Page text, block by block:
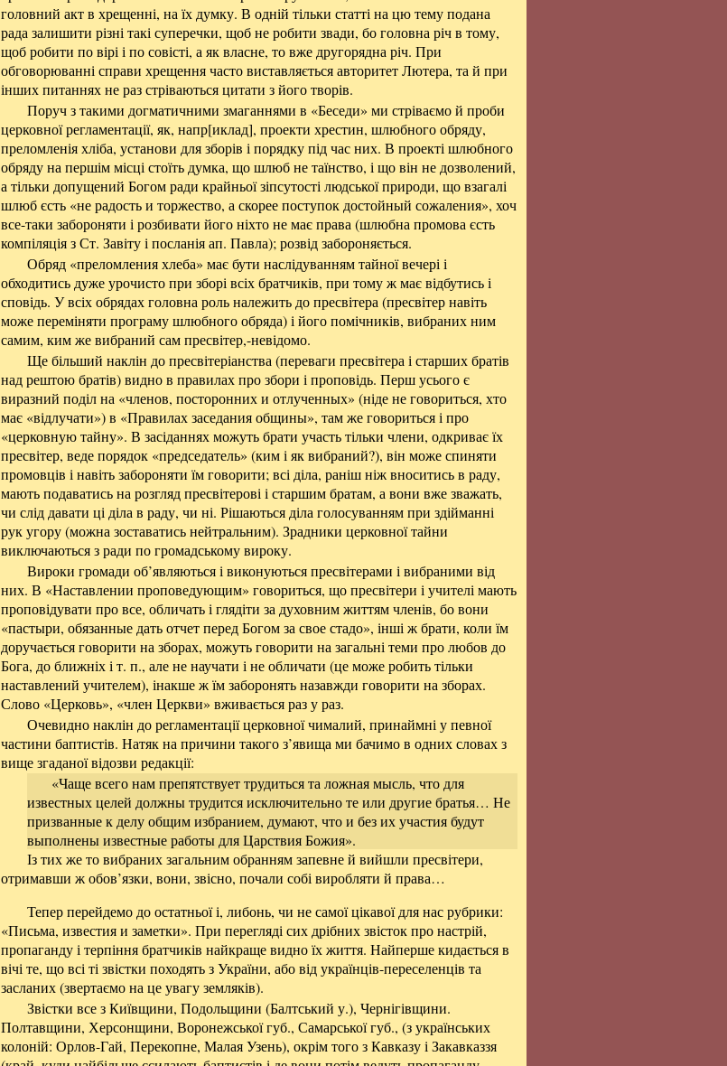
головний акт в хрещенні, на їх думку. В одній тільки статті на цю тему подана
рада залишити різні такі суперечки, щоб не робити звади, бо головна річ в тому,
щоб робити по вірі і по совісті, а як власне, то вже другорядна річ. При
обговорюванні справи хрещення часто виставляється авторитет Лютера, та й при
інших питаннях не раз стріваються цитати з його творів.
Поруч з такими догматичними змаганнями в «Беседи» ми стріваємо й проби
церковної регламентації, як, напр[иклад], проекти хрестин, шлюбного обряду,
преломленія хліба, установи для зборів і порядку під час них. В проекті шлюбного
обряду на першім місці стоїть думка, що шлюб не таїнство, і що він не дозволений,
а тільки допущений Богом ради крайньої зіпсутості людської природи, що взагалі
шлюб єсть «не радость и торжество, а скорее поступок достойный сожаления», хоч
все-таки забороняти і розбивати його ніхто не має права (шлюбна промова єсть
компіляція з Ст. Завіту і посланія ап. Павла); розвід забороняється.
Обряд «преломления хлеба» має бути наслідуванням тайної вечері і
обходитись дуже урочисто при зборі всіх братчиків, при тому ж має відбутись і
сповідь. У всіх обрядах головна роль належить до пресвітера (пресвітер навіть
може переміняти програму шлюбного обряда) і його помічників, вибраних ним
самим, ким же вибраний сам пресвітер,-невідомо.
Ще більший наклін до пресвітеріанства (переваги пресвітера і старших братів
над рештою братів) видно в правилах про збори і проповідь. Перш усього є
виразний поділ на «членов, посторонних и отлученных» (ніде не говориться, хто
має «відлучати») в «Правилах заседания общины», там же говориться і про
«церковную тайну». В засіданнях можуть брати участь тільки члени, одкриває їх
пресвітер, веде порядок «председатель» (ким і як вибраний?), він може спиняти
промовців і навіть забороняти їм говорити; всі діла, раніш ніж вноситись в раду,
мають подаватись на розгляд пресвітерові і старшим братам, а вони вже зважать,
чи слід давати ці діла в раду, чи ні. Рішаються діла голосуванням при здійманні
рук угору (можна зоставатись нейтральним). Зрадники церковної тайни
виключаються з ради по громадському вироку.
Вироки громади об’являються і виконуються пресвітерами і вибраними від
них. В «Наставлении проповедующим» говориться, що пресвітери і учителі мають
проповідувати про все, обличать і глядіти за духовним життям членів, бо вони
«пастыри, обязанные дать отчет перед Богом за свое стадо», інші ж брати, коли їм
доручається говорити на зборах, можуть говорити на загальні теми про любов до
Бога, до ближніх і т. п., але не научати і не обличати (це може робить тільки
наставлений учителем), інакше ж їм заборонять назавжди говорити на зборах.
Слово «Церковь», «член Церкви» вживається раз у раз.
Очевидно наклін до регламентації церковної чималий, принаймні у певної
частини баптистів. Натяк на причини такого з’явища ми бачимо в одних словах з
вище згаданої відозви редакції:
«Чаще всего нам препятствует трудиться та ложная мысль, что для
известных целей должны трудится исключительно те или другие братья… Не
призванные к делу общим избранием, думают, что и без их участия будут
выполнены известные работы для Царствия Божия».
Із тих же то вибраних загальним обранням запевне й вийшли пресвітери,
отримавши ж обов’язки, вони, звісно, почали собі виробляти й права…
Тепер перейдемо до остатньої і, либонь, чи не самої цікавої для нас рубрики:
«Письма, известия и заметки». При перегляді сих дрібних звісток про настрій,
пропаганду і терпіння братчиків найкраще видно їх життя. Найперше кидається в
вічі те, що всі ті звістки походять з України, або від українців-переселенців та
засланих (звертаємо на це увагу земляків).
Звістки все з Київщини, Подольщини (Балтський у.), Чернігівщини.
Полтавщини, Херсонщини, Воронежської губ., Самарської губ., (з українських
колоній: Орлов-Гай, Перекопне, Малая Узень), окрім того з Кавказу і Закавказзя